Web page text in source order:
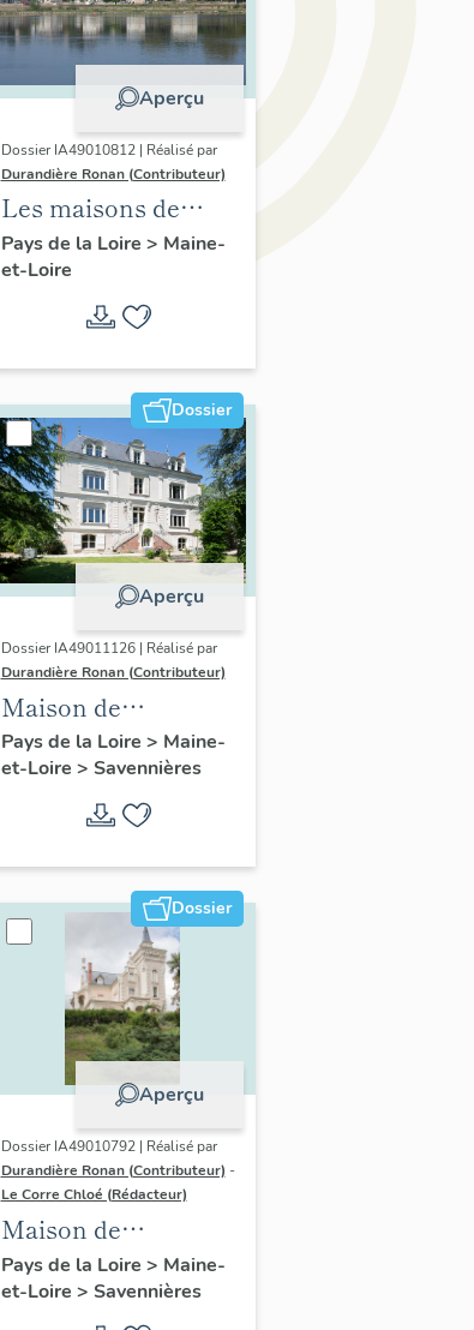
Aperçu
Dossier IA49010812 | Réalisé par
Durandière Ronan (Contributeur)
Les maisons de
villégiature de la
confluence Maine-
Pays de la Loire > Maine-
et-Loire
Dossier
Aperçu
Dossier IA49011126 | Réalisé par
Durandière Ronan (Contributeur)
Maison de
villégiature, 11
chemin de la
Monnaie
Pays de la Loire > Maine-
et-Loire > Savennières
Dossier
Aperçu
Dossier IA49010792 | Réalisé par
Durandière Ronan (Contributeur) -
Le Corre Chloé (Rédacteur)
Maison de
villégiature dite villa
Belle-Vue, 1 chemin
Pays de la Loire > Maine-
et-Loire > Savennières